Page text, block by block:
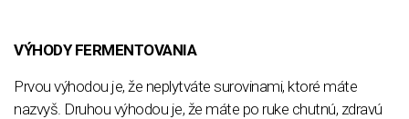
VÝHODY FERMENTOVANIA
Prvou výhodou je, že neplytváte surovinami, ktoré máte
nazvyš. Druhou výhodou je, že máte po ruke chutnú, zdravú